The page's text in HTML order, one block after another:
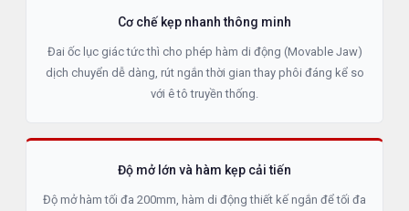
Cơ chế kẹp nhanh thông minh
Đai ốc lục giác tức thì cho phép hàm di động (Movable Jaw)
dịch chuyển dễ dàng, rút ngắn thời gian thay phôi đáng kể so
với ê tô truyền thống.
Độ mở lớn và hàm kẹp cải tiến
Độ mở hàm tối đa 200mm, hàm di động thiết kế ngắn để tối đa